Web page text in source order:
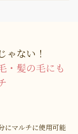
ゃない！
・髪の毛にも
にマルチに使用可能